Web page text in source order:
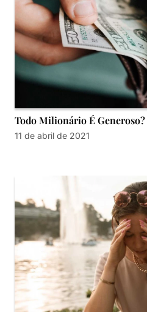
Todo Milionário É Generoso?
11 de abril de 2021